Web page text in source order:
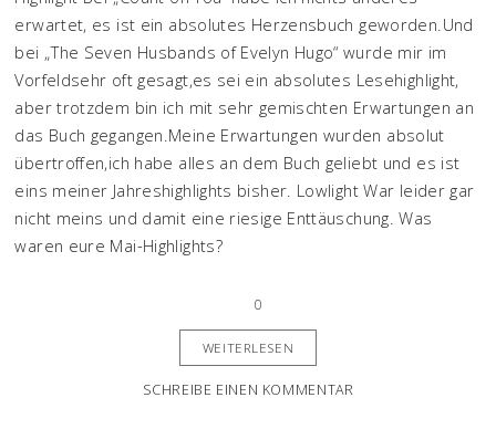
erwartet, es ist ein absolutes Herzensbuch geworden.Und
bei „The Seven Husbands of Evelyn Hugo“ wurde mir im
Vorfeldsehr oft gesagt,es sei ein absolutes Lesehighlight,
aber trotzdem bin ich mit sehr gemischten Erwartungen an
das Buch gegangen.Meine Erwartungen wurden absolut
übertroffen,ich habe alles an dem Buch geliebt und es ist
eins meiner Jahreshighlights bisher. Lowlight War leider gar
nicht meins und damit eine riesige Enttäuschung. Was
waren eure Mai-Highlights?
0
WEITERLESEN
SCHREIBE EINEN KOMMENTAR